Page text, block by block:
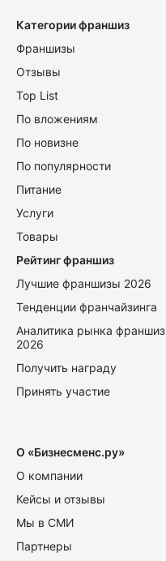
Категории франшиз
Франшизы
Отзывы
Top List
По вложениям
По новизне
По популярности
Питание
Услуги
Товары
Рейтинг франшиз
Лучшие франшизы 2026
Тенденции франчайзинга
Аналитика рынка франшиз
2026
Получить награду
Принять участие
О «Бизнесменс.ру»
О компании
Кейсы и отзывы
Мы в СМИ
Партнеры